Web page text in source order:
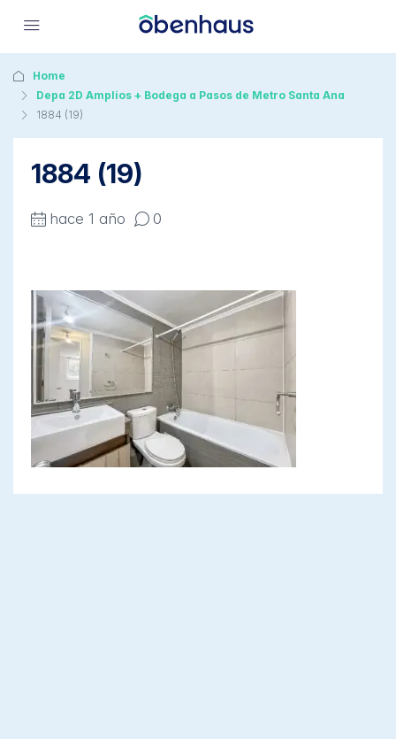
Home
Depa 2D Amplios + Bodega a Pasos de Metro Santa Ana
1884 (19)
1884 (19)
hace 1 año 0